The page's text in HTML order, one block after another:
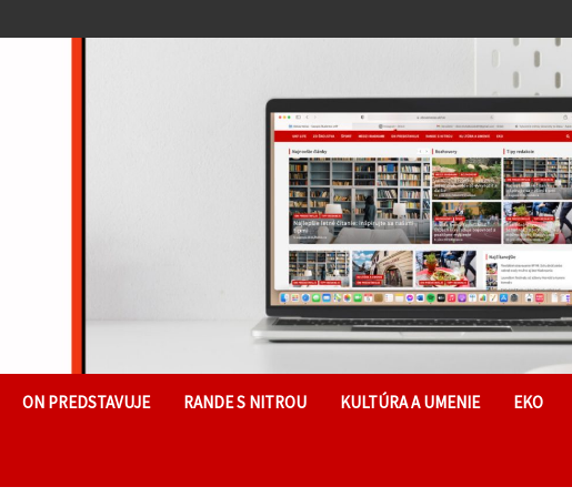
ON PREDSTAVUJE RANDE S NITROU KULTÚRA A UMENIE EKO